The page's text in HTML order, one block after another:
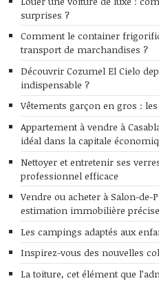
surprises ?
Comment le container
transport de marchandises ?
Découvrir Cozumel El Cielo
indispensable ?
Vêtements garçon en gros :
Appartement à vendre à
idéal dans la capitale
Nettoyer et entretenir ses
professionnel efficace
Vendre ou acheter à Salon-de-
estimation immobilière
Les campings adaptés aux
Inspirez-vous des nouvelles
La toiture, cet élément que